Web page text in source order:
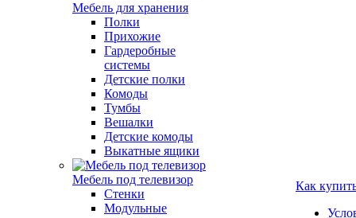
Мебель для хранения
Полки
Прихожие
Гардеробные
системы
Детские полки
Комоды
Тумбы
Вешалки
Детские комоды
Выкатные ящики
Мебель под телевизор
Стенки
Модульные
Как